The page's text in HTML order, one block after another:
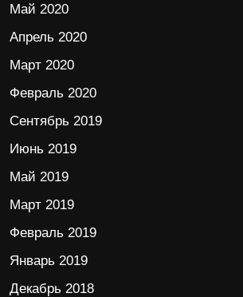
Май 2020
Апрель 2020
Март 2020
Февраль 2020
Сентябрь 2019
Июнь 2019
Май 2019
Март 2019
Февраль 2019
Январь 2019
Декабрь 2018